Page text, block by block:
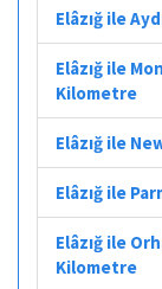
Elâzığ ile
Elâzığ ile
Kilometre
Elâzığ ile
Elâzığ ile
Elâzığ ile
Kilometre